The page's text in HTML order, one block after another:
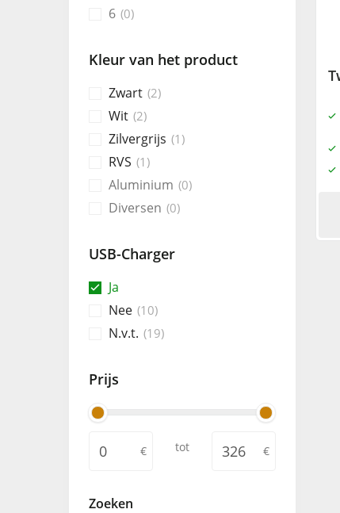
6 0
Kleur van het product
Zwart 2
Wit 2
Zilvergrijs 1
RVS 1
Aluminium 0
Diversen 0
USB-Charger
Ja
Nee 10
N.v.t. 19
Prijs
tot
Zoeken